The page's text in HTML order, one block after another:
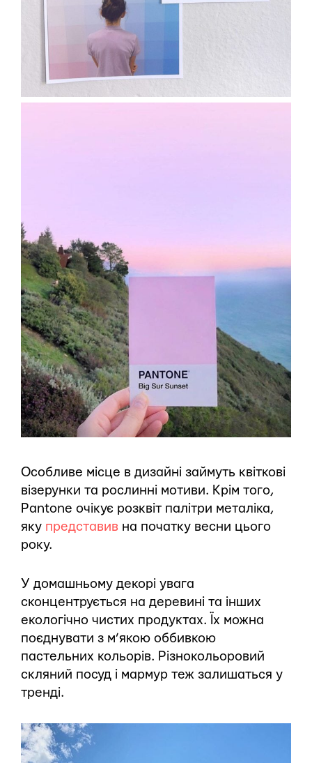
Особливе місце в дизайні займуть квіткові
візерунки та рослинні мотиви. Крім того,
Pantone очікує розквіт палітри металіка,
яку представив на початку весни цього
року.
У домашньому декорі увага
сконцентрується на деревині та інших
екологічно чистих продуктах. Їх можна
поєднувати з м’якою оббивкою
пастельних кольорів. Різнокольоровий
скляний посуд і мармур теж залишаться у
тренді.